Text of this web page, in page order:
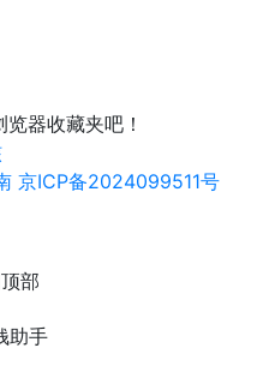
器收藏夹吧！
京ICP备2024099511号
部
助手